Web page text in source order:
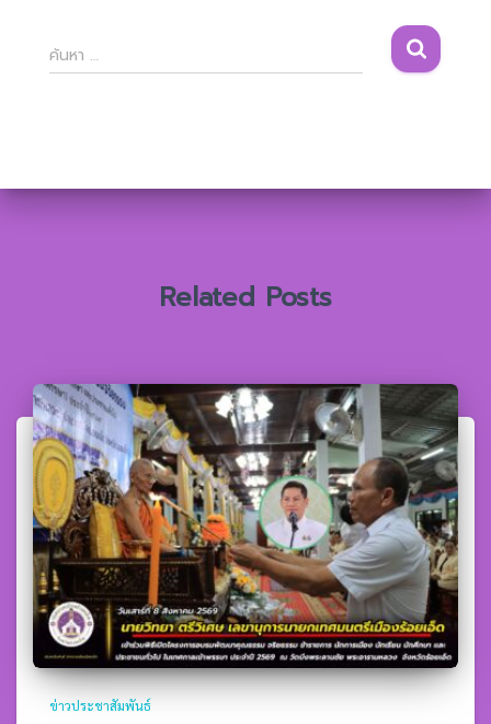
ค้
น
ห
ค้นหา …
Related Posts
ข่าวประชาสัมพันธ์